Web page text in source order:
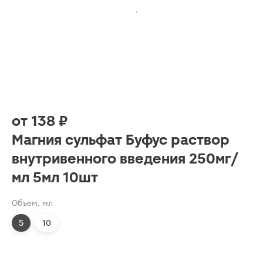
от 138 ₽
Магния cульфат Буфус раствор
внутривенного введения 250мг/
мл 5мл 10шт
Объем, мл
5 10